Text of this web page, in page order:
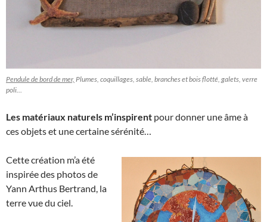
Pendule de bord de mer, Plumes, coquillages, sable, branches et bois flotté, galets, verre
poli…
Les matériaux naturels m’inspirent pour donner une âme à
ces objets et une certaine sérénité…
Cette création m’a été
inspirée des photos de
Yann Arthus Bertrand, la
terre vue du ciel.